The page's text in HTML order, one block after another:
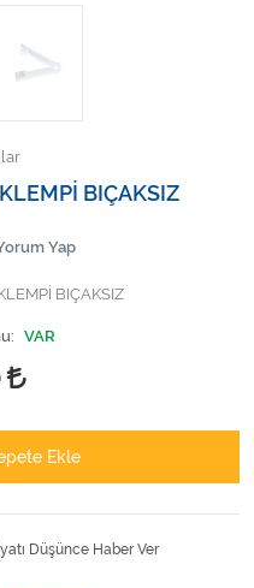
BIÇAKSIZ
Yap
BIÇAKSIZ
VAR
Ekle
Düşünce Haber Ver